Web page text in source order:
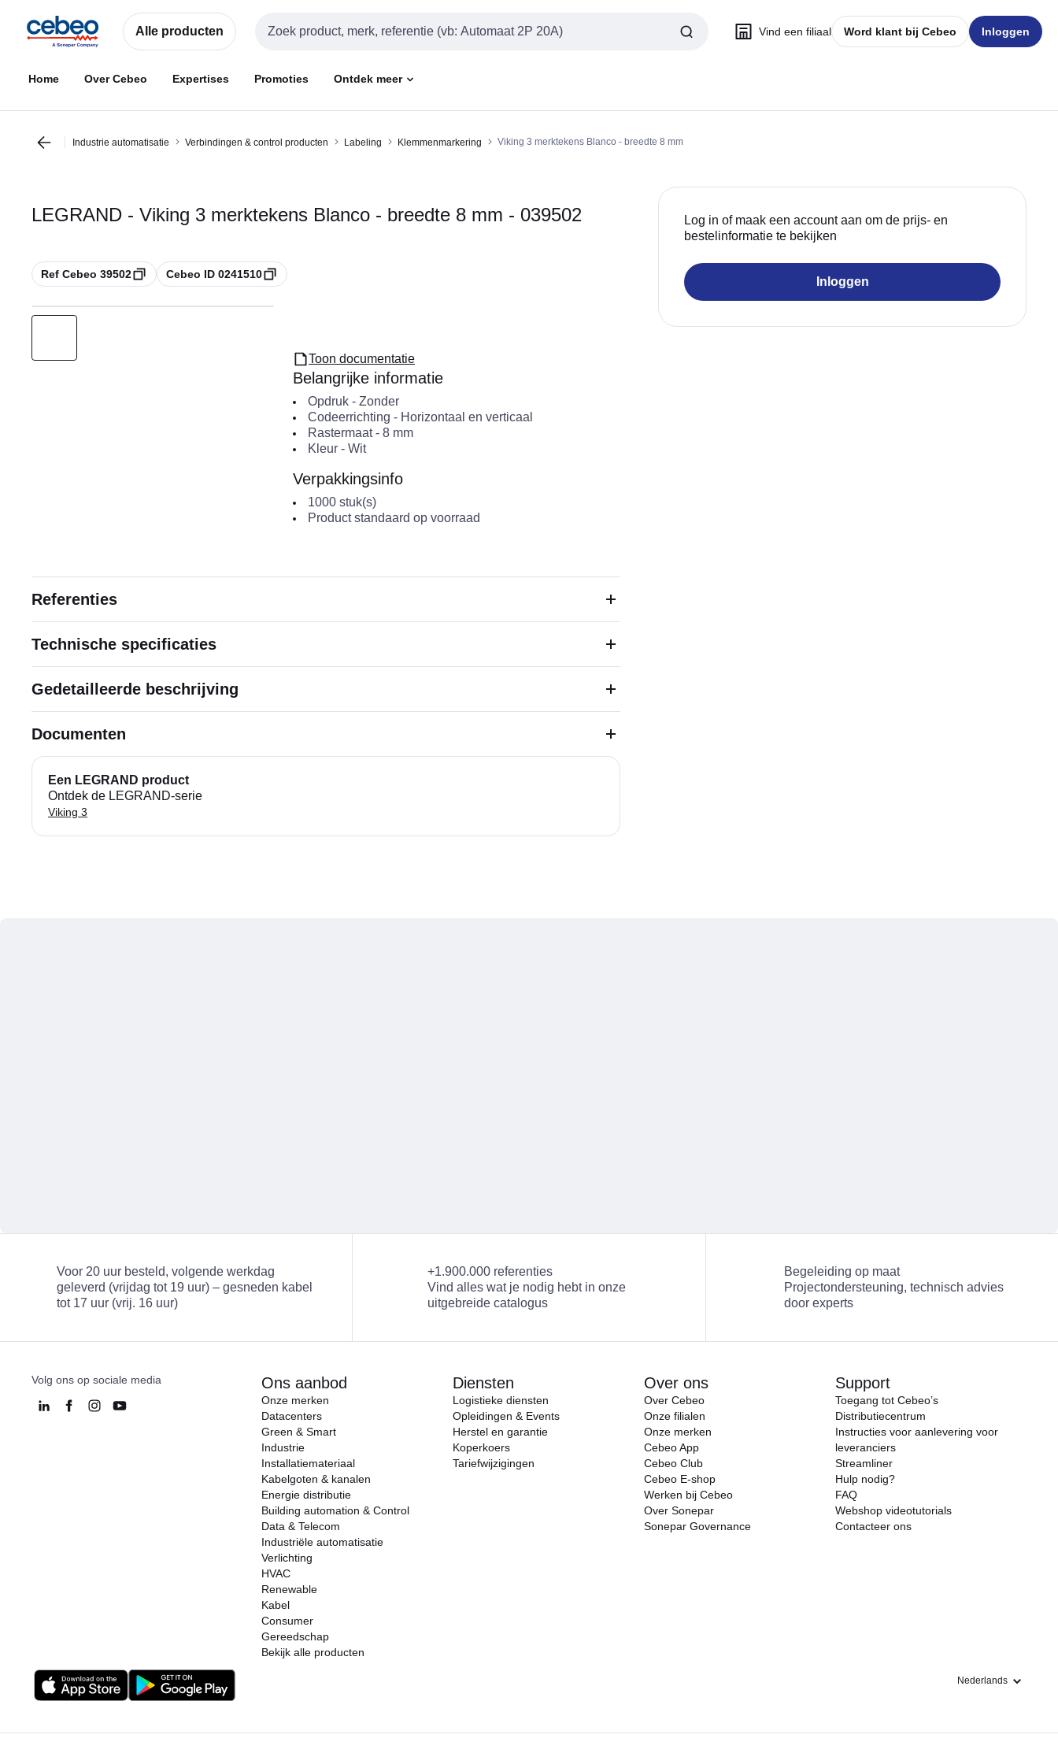
naar
inhoud
Alle producten
Zoekveld invoer
Vind een filiaal Word klant bij Cebeo Inloggen
Home Over Cebeo Expertises Promoties Ontdek meer
Industrie automatisatie Verbindingen & control producten Labeling Klemmenmarkering Viking 3 merktekens Blanco - breedte 8 mm
LEGRAND - Viking 3 merktekens Blanco - breedte 8 mm - 039502
Kopiëren
Ref Cebeo 39502 Kopiëren
Cebeo ID 0241510
Log in of maak een account aan om de prijs- en
bestelinformatie te bekijken
Inloggen
Toon documentatie
Belangrijke informatie
Opdruk- Zonder
Codeerrichting - Horizontaal en verticaal
Rastermaat- 8 mm
Kleur- Wit
Verpakkingsinfo
1000 stuk(s)
Product standaard op voorraad
Referenties
Technische specificaties
Gedetailleerde beschrijving
Documenten
Een LEGRAND product
Ontdek de LEGRAND-serie
Viking 3
Voor 20 uur besteld, volgende werkdag
geleverd (vrijdag tot 19 uur) – gesneden
kabel tot 17 uur (vrij. 16 uur)
+1.900.000 referenties
Vind alles wat je nodig hebt in onze
uitgebreide catalogus
Begeleiding op maat
Projectondersteuning, technisch advies
door experts
Volg ons op sociale media Ons aanbod
Onze merken
Datacenters
Green & Smart
Industrie
Installatiemateriaal
Kabelgoten & kanalen
Energie distributie
Building automation & Control
Data & Telecom
Industriële automatisatie
Verlichting
HVAC
Renewable
Kabel
Consumer
Gereedschap
Bekijk alle producten
Diensten
Logistieke diensten
Opleidingen & Events
Herstel en garantie
Koperkoers
Tariefwijzigingen
Over ons
Over Cebeo
Onze filialen
Onze merken
Cebeo App
Cebeo Club
Cebeo E-shop
Werken bij Cebeo
Over Sonepar
Sonepar Governance
Support
Toegang tot Cebeo’s
Distributiecentrum
Instructies voor aanlevering voor
leveranciers
Streamliner
Hulp nodig?
FAQ
Webshop videotutorials
Contacteer ons
Taal